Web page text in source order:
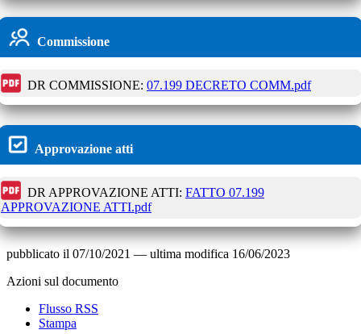
Commissione
DR COMMISSIONE: 07.199 DECRETO COMM.pdf
Approvazione atti
DR APPROVAZIONE ATTI: FATTO 07.199
APPROVAZIONE ATTI.pdf
pubblicato il 07/10/2021 — ultima modifica 16/06/2023
Azioni sul documento
Flusso RSS
Stampa